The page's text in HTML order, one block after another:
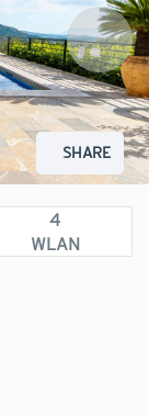
SHARE
4
WLAN